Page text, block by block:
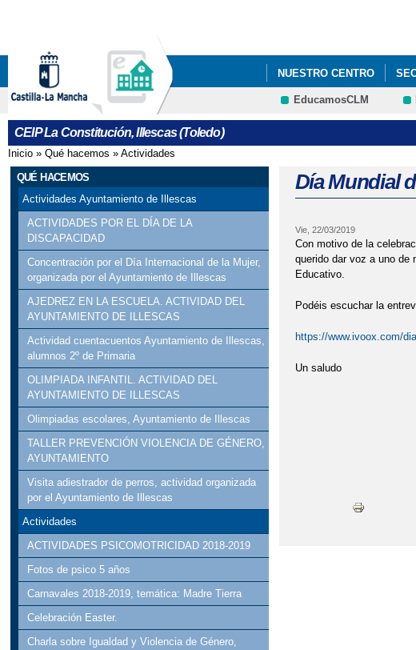
NUESTRO CENTRO
EducamosCLM
CEIP La Constitución, Illescas (Toledo)
Se encuentra usted aquí
Inicio » Qué hacemos » Actividades
QUÉ HACEMOS
Actividades Ayuntamiento de Illescas
ACTIVIDADES POR EL DÍA DE LA
DISCAPACIDAD
Concentración por el Día Internacional de la Mujer,
organizada por el Ayuntamiento de Illescas
AJEDREZ EN LA ESCUELA. ACTIVIDAD DEL
AYUNTAMIENTO DE ILLESCAS
Actividad cuentacuentos Ayuntamiento de Illescas,
alumnos 2º de Primaria
OLIMPIADA INFANTIL. ACTIVIDAD DEL
AYUNTAMIENTO DE ILLESCAS
Olimpiadas escolares, Ayuntamiento de Illescas
TALLER PREVENCIÓN VIOLENCIA DE GÉNERO,
AYUNTAMIENTO
Visita adiestrador de perros, actividad organizada
por el Ayuntamiento de Illescas
Actividades
ACTIVIDADES PSICOMOTRICIDAD 2018-2019
Fotos de psico 5 años
Carnavales 2018-2019, temática: Madre Tierra
Celebración Easter.
Charla sobre Igualdad y Violencia de Género,
Día Mundial
Vie, 22/03/2019
Con motivo de la
querido dar voz a uno de
Educativo.
Podéis escuchar la
https://www.ivoox.com/
Un saludo